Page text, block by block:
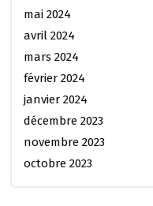
mai 2024
avril 2024
mars 2024
février 2024
janvier 2024
décembre 2023
novembre 2023
octobre 2023